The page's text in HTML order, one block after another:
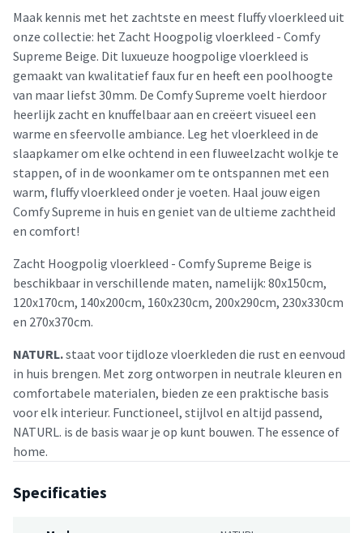
Maak kennis met het zachtste en meest fluffy vloerkleed uit
onze collectie: het Zacht Hoogpolig vloerkleed - Comfy
Supreme Beige. Dit luxueuze hoogpolige vloerkleed is
gemaakt van kwalitatief faux fur en heeft een poolhoogte
van maar liefst 30mm. De Comfy Supreme voelt hierdoor
heerlijk zacht en knuffelbaar aan en creëert visueel een
warme en sfeervolle ambiance. Leg het vloerkleed in de
slaapkamer om elke ochtend in een fluweelzacht wolkje te
stappen, of in de woonkamer om te ontspannen met een
warm, fluffy vloerkleed onder je voeten. Haal jouw eigen
Comfy Supreme in huis en geniet van de ultieme zachtheid
en comfort!
Zacht Hoogpolig vloerkleed - Comfy Supreme Beige is
beschikbaar in verschillende maten, namelijk: 80x150cm,
120x170cm, 140x200cm, 160x230cm, 200x290cm, 230x330cm
en 270x370cm.
NATURL.staat voor tijdloze vloerkleden die rust en eenvoud
in huis brengen. Met zorg ontworpen in neutrale kleuren en
comfortabele materialen, bieden ze een praktische basis
voor elk interieur. Functioneel, stijlvol en altijd passend,
NATURL. is de basis waar je op kunt bouwen. The essence of
home.
Specificaties